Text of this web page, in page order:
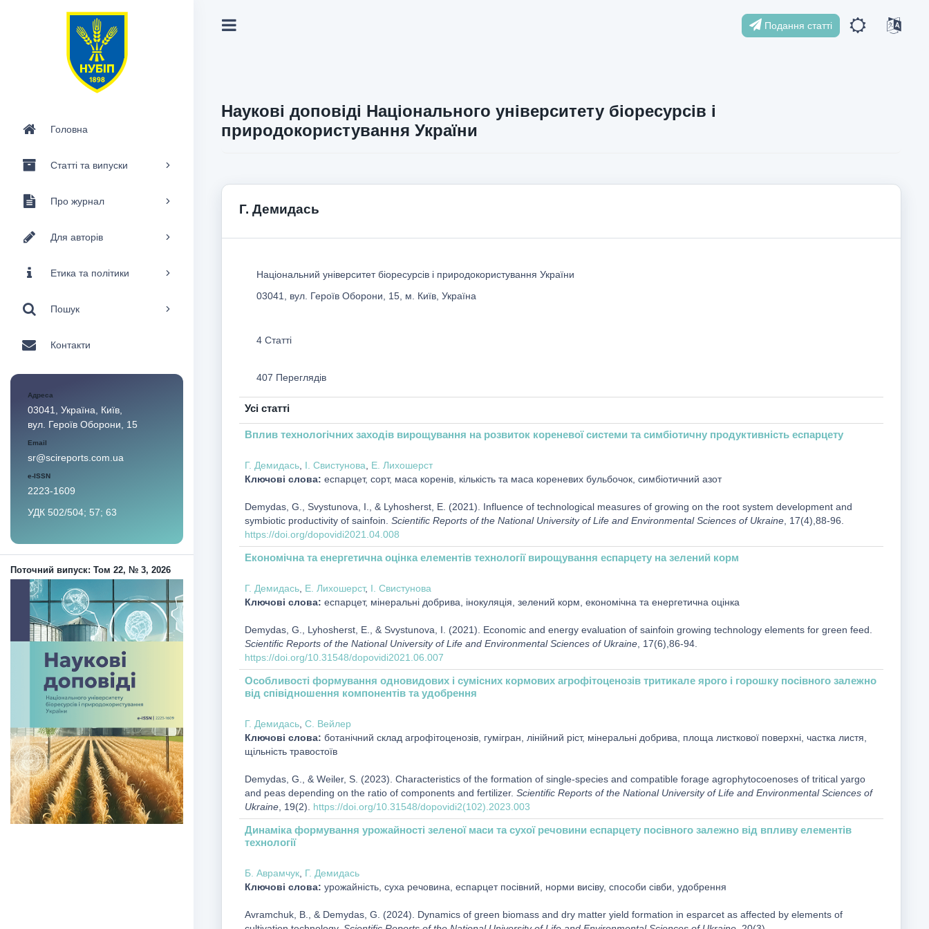
Головна
Статті та випуски
Про журнал
Для авторів
Етика та політики
Пошук
Контакти
Адреса
03041, Україна, Київ,
вул. Героїв Оборони, 15
Email
sr@scireports.com.ua
e-ISSN
2223-1609
УДК 502/504; 57; 63
Поточний випуск: Том 22, № 3, 2026
Подання статті
Наукові доповіді Національного університету біоресурсів і
природокористування України
Г. Демидась
Національний університет біоресурсів і природокористування України
03041, вул. Героїв Оборони, 15, м. Київ, Україна
4 Статті
407 Переглядів
Усі статті
Вплив технологічних заходів вирощування на розвиток кореневої системи та симбіотичну продуктивність еспарцету
Г. Демидась, І. Свистунова
Е. Лихошерст
Ключові слова: еспарцет, сорт, маса коренів, кількість та маса кореневих бульбочок, симбіотичний азот
Demydas, G., Svystunova, I., & Lyhosherst, Е. (2021). Influence of technological measures of growing on the root system development and
symbiotic productivity of sainfoin. Scientific Reports of the National University of Life and Environmental Sciences of Ukraine, 17(4),88-96.
https://doi.org/dopovidi2021.04.008
Економічна та енергетична оцінка елементів технології вирощування еспарцету на зелений корм
Г. Демидась, Е. Лихошерст, І. Свистунова
Ключові слова: еспарцет, мінеральні добрива, інокуляція, зелений корм, економічна та енергетична оцінка
Demydas, G., Lyhosherst, Е., & Svystunova, I. (2021). Economic and energy evaluation of sainfoin growing technology elements for green feed.
Scientific Reports of the National University of Life and Environmental Sciences of Ukraine, 17(6),86-94.
https://doi.org/10.31548/dopovidi2021.06.007
Особливості формування одновидових і сумісних кормових агрофітоценозів тритикале ярого і горошку посівного залежно
від співідношення компонентів та удобрення
Г. Демидась, С. Вейлер
Ключові слова: ботанічний склад агрофітоценозів, гумігран, лінійний ріст, мінеральні добрива, площа листкової поверхні, частка листя,
щільність травостоїв
Demydas, G., & Weiler, S. (2023). Characteristics of the formation of single-species and compatible forage agrophytocoenoses of tritical yargo
and peas depending on the ratio of components and fertilizer. Scientific Reports of the National University of Life and Environmental Sciences of
Ukraine, 19(2). https://doi.org/10.31548/dopovidi2(102).2023.003
Динаміка формування урожайності зеленої маси та сухої речовини еспарцету посівного залежно від впливу елементів
технології
Б. Аврамчук, Г. Демидась
Ключові слова: урожайність, суха речовина, еспарцет посівний, норми висіву, способи сівби, удобрення
Avramchuk, B., & Demydas, G. (2024). Dynamics of green biomass and dry matter yield formation in esparcet as affected by elements of